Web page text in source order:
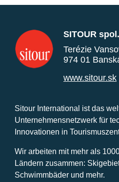
SITOUR
Terézie
974 01
www.sitour.sk
Sitour International ist das
Unternehmensnetzwerk für
Innovationen in
Wir arbeiten mit mehr als
Ländern zusammen:
Schwimmbäder und mehr.